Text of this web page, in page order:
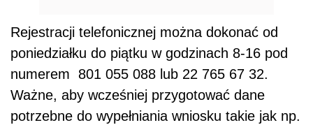
Rejestracji telefonicznej można dokonać od
poniedziałku do piątku w godzinach 8-16 pod
numerem 801 055 088 lub 22 765 67 32.
Ważne, aby wcześniej przygotować dane
potrzebne do wypełniania wniosku takie jak np.